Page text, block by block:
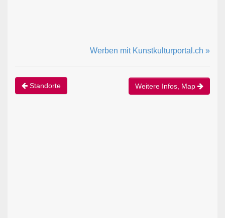
Werben mit Kunstkulturportal.ch »
Standorte Weitere Infos, Map